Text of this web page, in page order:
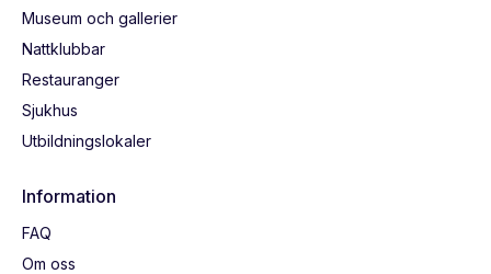
Museum och gallerier
Nattklubbar
Restauranger
Sjukhus
Utbildningslokaler
Information
FAQ
Om oss